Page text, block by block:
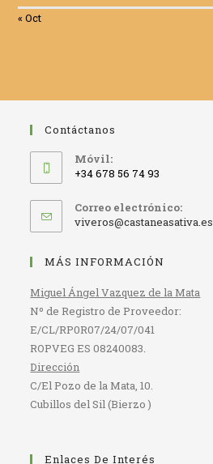
« Oct
Contáctanos
Móvil:
+34 678 56 74 93
Correo electrónico:
viveros@castaneasativa.es
MÁS INFORMACIÓN
Miguel Ángel Vazquez de la Mata
Nº de Registro de Proveedor:
E/CL/RP0R07/24/07/041
ROPVEG ES 08240083.
Dirección
C/El Pozo de la Mata, 10.
Cubillos del Sil (Bierzo )
Enlaces De Interés